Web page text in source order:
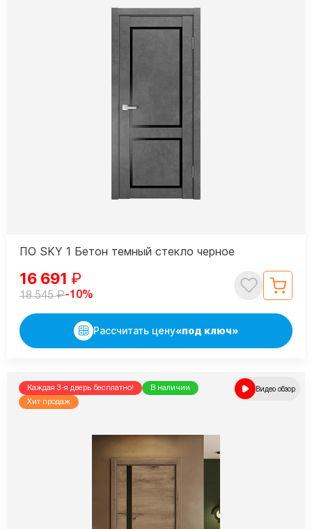
ПО SKY 1 Бетон темный стекло черное
16 691 ₽
18 545₽-10%
Рассчитать цену«под ключ»
Каждая 3-я дверь бесплатно!
В наличии
Хит продаж
Видео обзор